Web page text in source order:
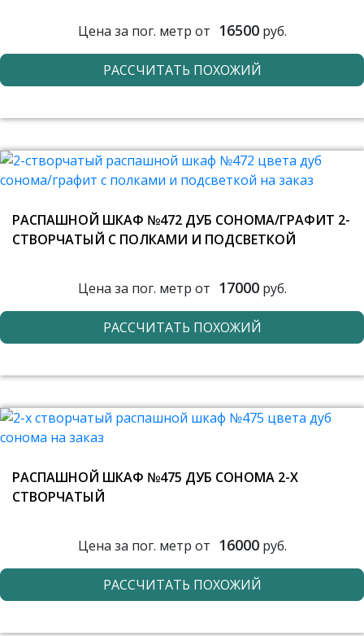
Цена за пог. метр от 16500руб.
РАССЧИТАТЬ ПОХОЖИЙ
РАСПАШНОЙ ШКАФ №472 ДУБ СОНОМА/ГРАФИТ 2-
СТВОРЧАТЫЙ С ПОЛКАМИ И ПОДСВЕТКОЙ
Цена за пог. метр от 17000руб.
РАССЧИТАТЬ ПОХОЖИЙ
РАСПАШНОЙ ШКАФ №475 ДУБ СОНОМА 2-Х
СТВОРЧАТЫЙ
Цена за пог. метр от 16000руб.
РАССЧИТАТЬ ПОХОЖИЙ